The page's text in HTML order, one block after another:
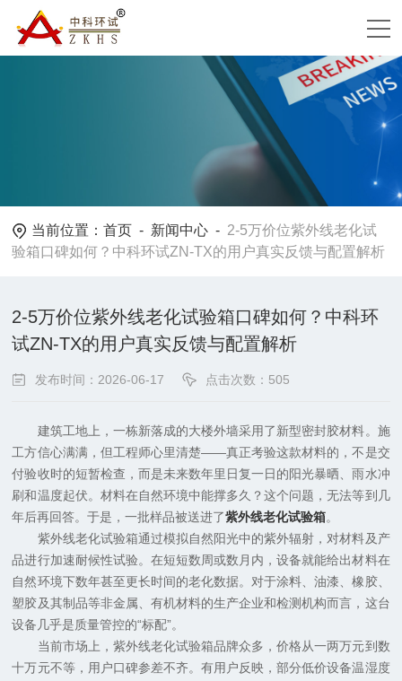
当前位置：首页 - 新闻中心 - 2-5万价位紫外线老化试
验箱口碑如何？中科环试ZN-TX的用户真实反馈与配置解析
2-5万价位紫外线老化试验箱口碑如何？中科环
试ZN-TX的用户真实反馈与配置解析
发布时间：2026-06-17 点击次数：505
建筑工地上，一栋新落成的大楼外墙采用了新型密封胶材料。施
工方信心满满，但工程师心里清楚——真正考验这款材料的，不是交
付验收时的短暂检查，而是未来数年里日复一日的阳光暴晒、雨水冲
刷和温度起伏。材料在自然环境中能撑多久？这个问题，无法等到几
年后再回答。于是，一批样品被送进了紫外线老化试验箱。
紫外线老化试验箱通过模拟自然阳光中的紫外辐射，对材料及产
品进行加速耐候性试验。在短短数周或数月内，设备就能给出材料在
自然环境下数年甚至更长时间的老化数据。对于涂料、油漆、橡胶、
塑胶及其制品等非金属、有机材料的生产企业和检测机构而言，这台
设备几乎是质量管控的“标配”。
当前市场上，紫外线老化试验箱品牌众多，价格从一两万元到数
十万元不等，用户口碑参差不齐。有用户反映，部分低价设备温湿度